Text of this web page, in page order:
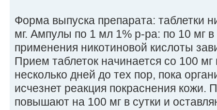
Форма выпуска препарата: таблетки
мг. Ампулы по 1 мл 1% р-ра: по 10 мг
применения никотиновой кислоты
Прием таблеток начинается со 100 мг
несколько дней до тех пор, пока
исчезнет реакция покраснения кожи.
повышают на 100 мг в сутки и